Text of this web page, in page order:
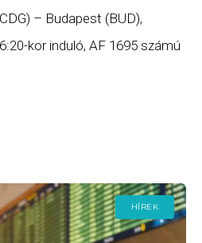
– Budapest (BUD),
kor induló, AF 1695 számú
HÍREK